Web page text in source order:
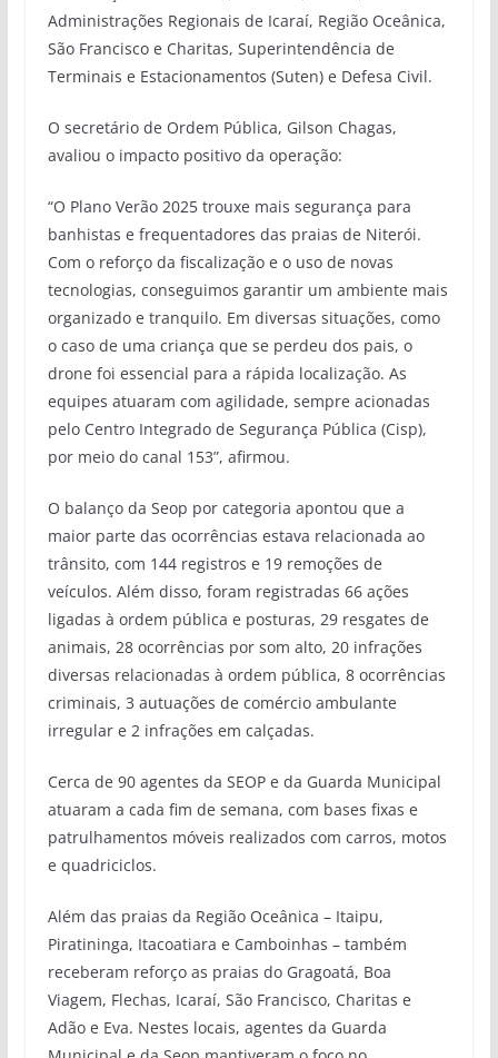
Administrações Regionais de Icaraí, Região Oceânica,
São Francisco e Charitas, Superintendência de
Terminais e Estacionamentos (Suten) e Defesa Civil.
O secretário de Ordem Pública, Gilson Chagas,
avaliou o impacto positivo da operação:
“O Plano Verão 2025 trouxe mais segurança para
banhistas e frequentadores das praias de Niterói.
Com o reforço da fiscalização e o uso de novas
tecnologias, conseguimos garantir um ambiente mais
organizado e tranquilo. Em diversas situações, como
o caso de uma criança que se perdeu dos pais, o
drone foi essencial para a rápida localização. As
equipes atuaram com agilidade, sempre acionadas
pelo Centro Integrado de Segurança Pública (Cisp),
por meio do canal 153”, afirmou.
O balanço da Seop por categoria apontou que a
maior parte das ocorrências estava relacionada ao
trânsito, com 144 registros e 19 remoções de
veículos. Além disso, foram registradas 66 ações
ligadas à ordem pública e posturas, 29 resgates de
animais, 28 ocorrências por som alto, 20 infrações
diversas relacionadas à ordem pública, 8 ocorrências
criminais, 3 autuações de comércio ambulante
irregular e 2 infrações em calçadas.
Cerca de 90 agentes da SEOP e da Guarda Municipal
atuaram a cada fim de semana, com bases fixas e
patrulhamentos móveis realizados com carros, motos
e quadriciclos.
Além das praias da Região Oceânica – Itaipu,
Piratininga, Itacoatiara e Camboinhas – também
receberam reforço as praias do Gragoatá, Boa
Viagem, Flechas, Icaraí, São Francisco, Charitas e
Adão e Eva. Nestes locais, agentes da Guarda